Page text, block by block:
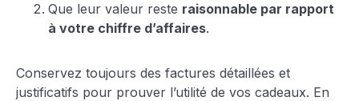
Que leur valeur reste raisonnable par rapport
à votre chiffre d’affaires.
Conservez toujours des factures détaillées et
justificatifs pour prouver l’utilité de vos cadeaux. En